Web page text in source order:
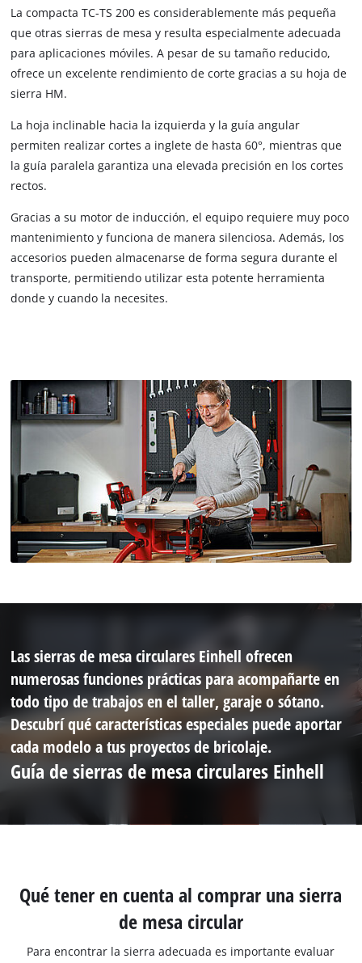
La compacta TC-TS 200 es considerablemente más pequeña
que otras sierras de mesa y resulta especialmente adecuada
para aplicaciones móviles. A pesar de su tamaño reducido,
ofrece un excelente rendimiento de corte gracias a su hoja de
sierra HM.
La hoja inclinable hacia la izquierda y la guía angular
permiten realizar cortes a inglete de hasta 60°, mientras que
la guía paralela garantiza una elevada precisión en los cortes
rectos.
Gracias a su motor de inducción, el equipo requiere muy poco
mantenimiento y funciona de manera silenciosa. Además, los
accesorios pueden almacenarse de forma segura durante el
transporte, permitiendo utilizar esta potente herramienta
donde y cuando la necesites.
Las sierras de mesa circulares Einhell ofrecen
numerosas funciones prácticas para acompañarte en
todo tipo de trabajos en el taller, garaje o sótano.
Descubrí qué características especiales puede aportar
cada modelo a tus proyectos de bricolaje.
Guía de sierras de mesa circulares Einhell
Qué tener en cuenta al comprar una sierra
de mesa circular
Para encontrar la sierra adecuada es importante evaluar